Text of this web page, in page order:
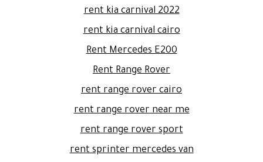
rent kia carnival 2022
rent kia carnival cairo
Rent Mercedes E200
Rent Range Rover
rent range rover cairo
rent range rover near me
rent range rover sport
rent sprinter mercedes van